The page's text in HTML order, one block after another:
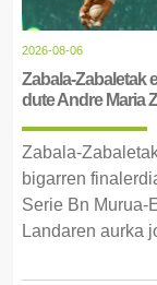
2026-08-06
Zabala-Zabaletak
dute Andre Maria
Zabala-
bigarren
Serie Bn Murua-
Landaren aurka